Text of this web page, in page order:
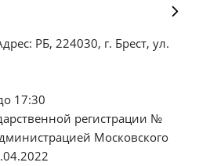
РБ, 224030, г. Брест, ул.
17:30
регистрации №
Московского